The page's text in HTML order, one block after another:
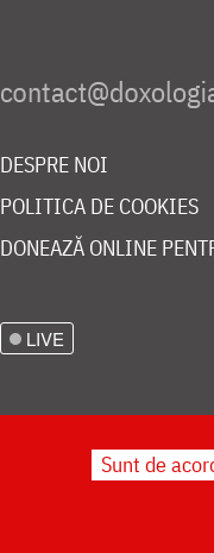
DESPRE NOI
POLITICA DE COOKIES
DONEAZĂ ONLINE
LIVE
Sunt de